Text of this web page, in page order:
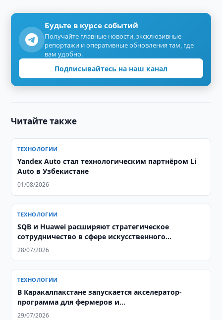
Будьте в курсе событий
Получайте главные новости, эксклюзивные
репортажи и оперативные обновления там, где
вам удобно.
Подписывайтесь на наш канал
Читайте также
ТЕХНОЛОГИИ
Yandex Auto стал технологическим партнёром Li
Auto в Узбекистане
01/08/2026
ТЕХНОЛОГИИ
SQB и Huawei расширяют стратегическое
сотрудничество в сфере искусственного
интеллекта
28/07/2026
ТЕХНОЛОГИИ
В Каракалпакстане запускается акселератор-
программа для фермеров и
агропредпринимателей
29/07/2026